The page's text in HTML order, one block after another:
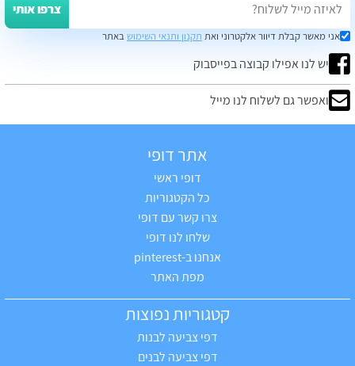
צרפו אותי
אני מאשר קבלת דיוור אלקטרוני ואת תקנון ותנאי השימושבאתר
יש לנו אפילו קבוצה בפייסבוק
ואפשר גם לשלוח לנו מייל
אתר דופי
דופי ראשי
כל הקטגוריות
צרו קשר עם דופי
שלחו לנו דופי
אנחנו ב-pinterest
מפת האתר
קטגוריות נפוצות
דפי צביעה לבנות
דפי צביעה לבנים